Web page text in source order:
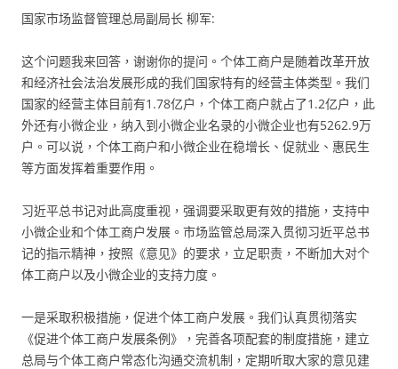
国家市场监督管理总局副局长 柳军:
这个问题我来回答，谢谢你的提问。个体工商户是随着改革开放
和经济社会法治发展形成的我们国家特有的经营主体类型。我们
国家的经营主体目前有1.78亿户，个体工商户就占了1.2亿户，此
外还有小微企业，纳入到小微企业名录的小微企业也有5262.9万
户。可以说，个体工商户和小微企业在稳增长、促就业、惠民生
等方面发挥着重要作用。
习近平总书记对此高度重视，强调要采取更有效的措施，支持中
小微企业和个体工商户发展。市场监管总局深入贯彻习近平总书
记的指示精神，按照《意见》的要求，立足职责，不断加大对个
体工商户以及小微企业的支持力度。
一是采取积极措施，促进个体工商户发展。我们认真贯彻落实
《促进个体工商户发展条例》，完善各项配套的制度措施，建立
总局与个体工商户常态化沟通交流机制，定期听取大家的意见建